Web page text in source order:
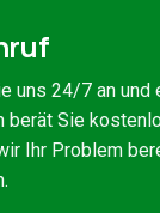
uns 24/7 an und
berät Sie
Ihr Problem